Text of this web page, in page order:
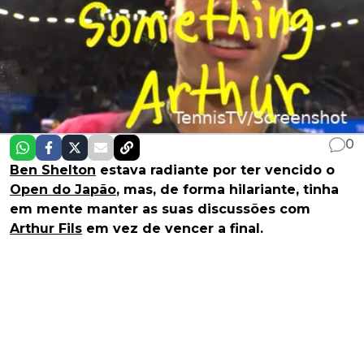
0
Ben Shelton estava radiante por ter vencido o
Open do Japão, mas, de forma hilariante, tinha
em mente manter as suas discussões com
Arthur Fils em vez de vencer a final.